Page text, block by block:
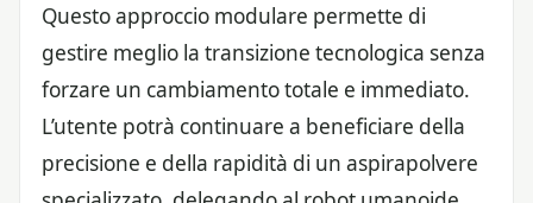
Questo approccio modulare permette di
gestire meglio la transizione tecnologica senza
forzare un cambiamento totale e immediato.
L’utente potrà continuare a beneficiare della
precisione e della rapidità di un aspirapolvere